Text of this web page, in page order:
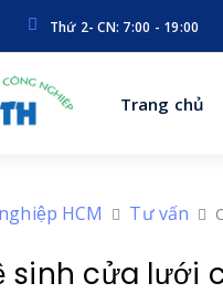
Thứ 2- CN: 7:00 - 19:00
Trang chủ
HCM Tư vấn
sinh cửa lưới